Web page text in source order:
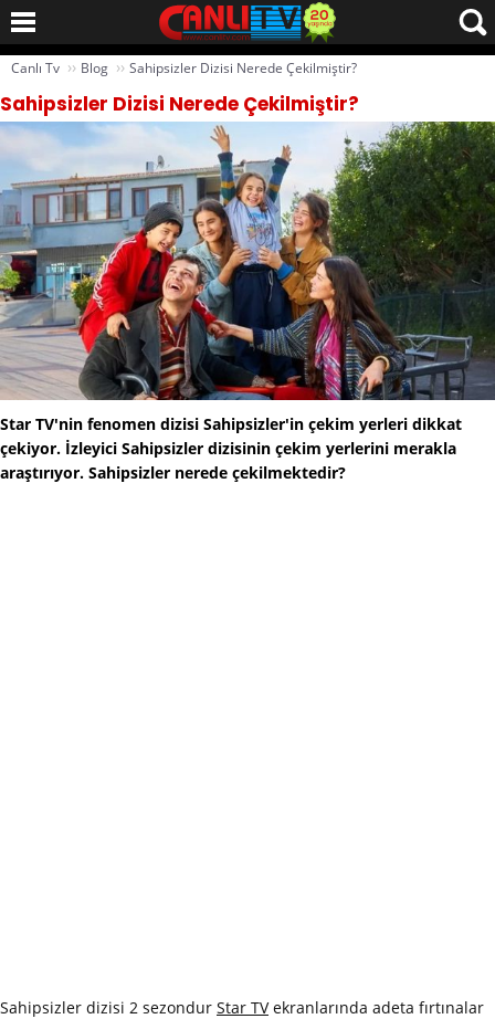
Canlı Tv ›› Blog ›› Sahipsizler Dizisi Nerede Çekilmiştir?
Sahipsizler Dizisi Nerede Çekilmiştir?
Star TV'nin fenomen dizisi Sahipsizler'in çekim yerleri dikkat
çekiyor. İzleyici Sahipsizler dizisinin çekim yerlerini merakla
araştırıyor. Sahipsizler nerede çekilmektedir?
Sahipsizler dizisi 2 sezondur Star TVekranlarında adeta fırtınalar